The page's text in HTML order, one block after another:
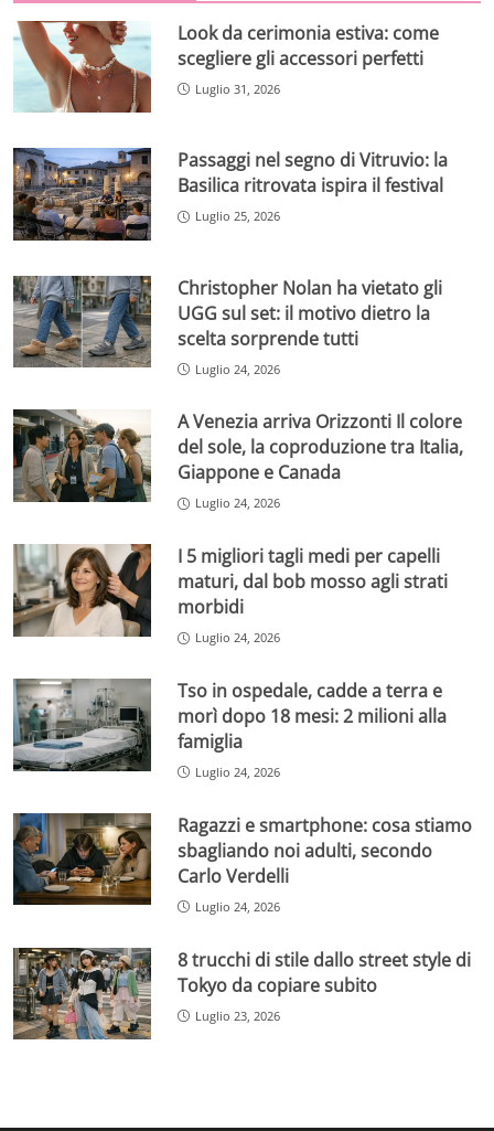
Look da cerimonia estiva: come
scegliere gli accessori perfetti
Luglio 31, 2026
Passaggi nel segno di Vitruvio: la
Basilica ritrovata ispira il festival
Luglio 25, 2026
Christopher Nolan ha vietato gli
UGG sul set: il motivo dietro la
scelta sorprende tutti
Luglio 24, 2026
A Venezia arriva Orizzonti Il colore
del sole, la coproduzione tra Italia,
Giappone e Canada
Luglio 24, 2026
I 5 migliori tagli medi per capelli
maturi, dal bob mosso agli strati
morbidi
Luglio 24, 2026
Tso in ospedale, cadde a terra e
morì dopo 18 mesi: 2 milioni alla
famiglia
Luglio 24, 2026
Ragazzi e smartphone: cosa stiamo
sbagliando noi adulti, secondo
Carlo Verdelli
Luglio 24, 2026
8 trucchi di stile dallo street style di
Tokyo da copiare subito
Luglio 23, 2026